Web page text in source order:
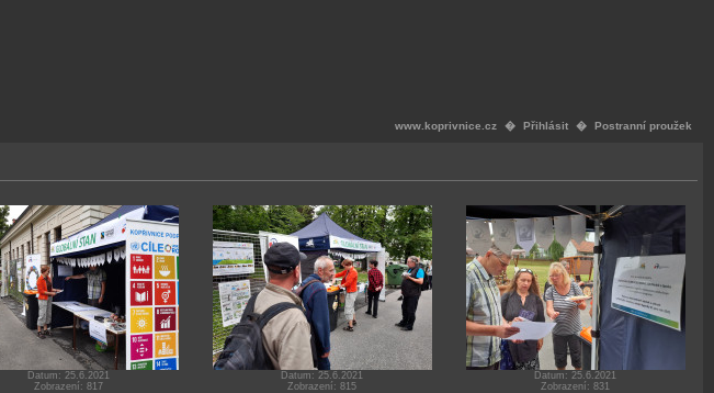
www.koprivnice.cz � Přihlásit � Postranní proužek
Datum: 25.6.2021
Zobrazení: 817
Datum: 25.6.2021
Zobrazení: 815
Datum: 25.6.2021
Zobrazení: 831